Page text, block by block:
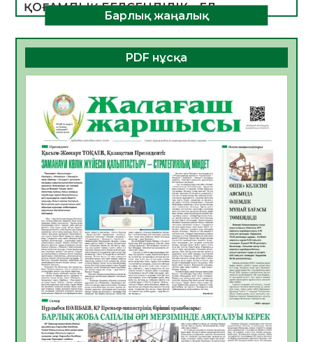
ҚОҒАМДЫҚ БЕЛСЕНДІЛІК – ЕЛ
ДАМУЫНЫҢ НЕГІЗІ
06.08.2026
24 0
ҚҰРЫЛТАЙ САЙЛАУЫ – БОЛАШАҚҚА
06.08.2026
Инфекциялық ауруларға қарсы иммундау
жұмыстарының тиімділігі
06.08.2026
28
Көкжөтел ауруы туралы
06.08.2026
25
АПВ вакцинасы туралы мәлімет
06.08.2026
26
Open Air: Қызылорда облысы полиция
департаменті 20 мыңнан астам
көрерменнің қауіпсіздігін қамтамасыз етті
06.08.2026
38
Барлық жаңалық
PDF нұсқа